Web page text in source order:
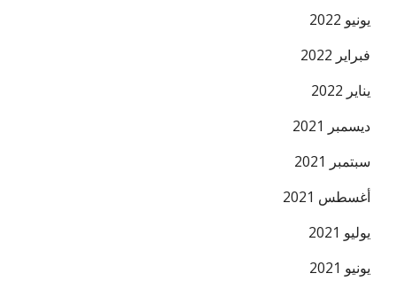
يونيو 2022
فبراير 2022
يناير 2022
ديسمبر 2021
سبتمبر 2021
أغسطس 2021
يوليو 2021
يونيو 2021